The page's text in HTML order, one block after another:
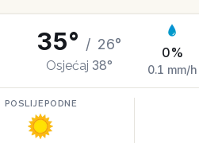
35° / 26°
Osjećaj 38°
0%
0.1 mm/h
POSLIJEPODNE